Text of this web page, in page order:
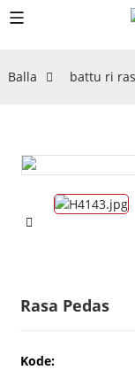
Balla battu ri
Rasa Pedas
Kode: